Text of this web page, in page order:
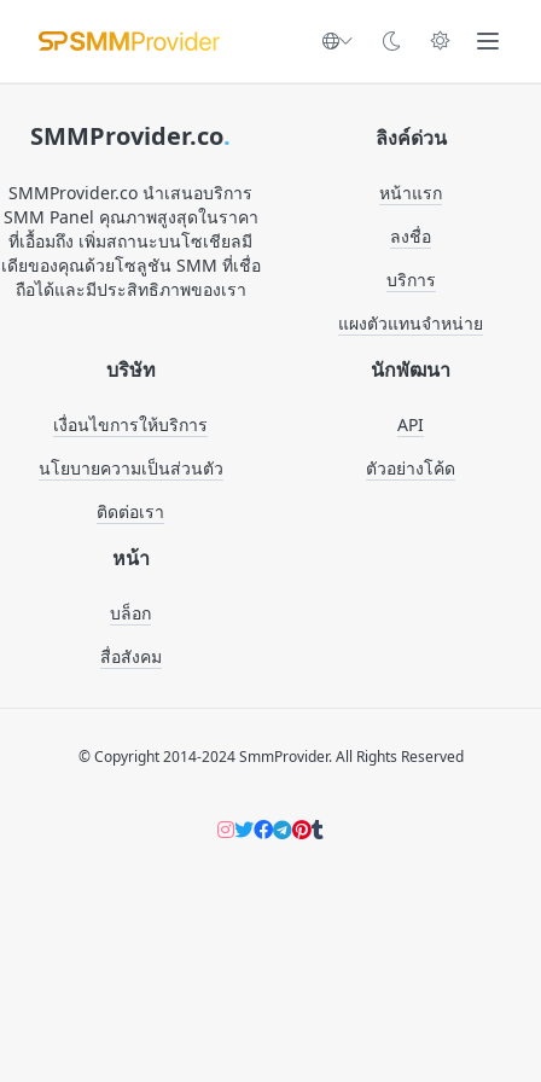
SMMProvider.co.
SMMProvider.co นำเสนอบริการ
SMM Panel คุณภาพสูงสุดในราคา
ที่เอื้อมถึง เพิ่มสถานะบนโซเชียลมี
เดียของคุณด้วยโซลูชัน SMM ที่เชื่อ
ถือได้และมีประสิทธิภาพของเรา
ลิงค์ด่วน
หน้าแรก
ลงชื่อ
บริการ
แผงตัวแทนจำหน่าย
บริษัท
เงื่อนไขการให้บริการ
นโยบายความเป็นส่วนตัว
ติดต่อเรา
นักพัฒนา
API
ตัวอย่างโค้ด
หน้า
บล็อก
สื่อสังคม
© Copyright 2014-2024 SmmProvider. All Rights Reserved
Instagram
Twitter
Facebook
Telegram
Pinterers
Tumblr